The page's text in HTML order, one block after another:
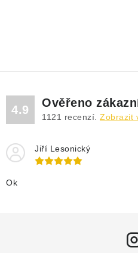
4.9
Ověřeno
1121 recenzí. Zobrazit
Jiří Lesonický
Ok